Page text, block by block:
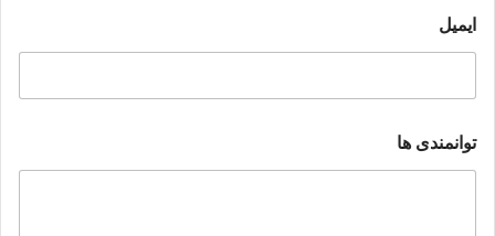
ایمیل
توانمندی ها